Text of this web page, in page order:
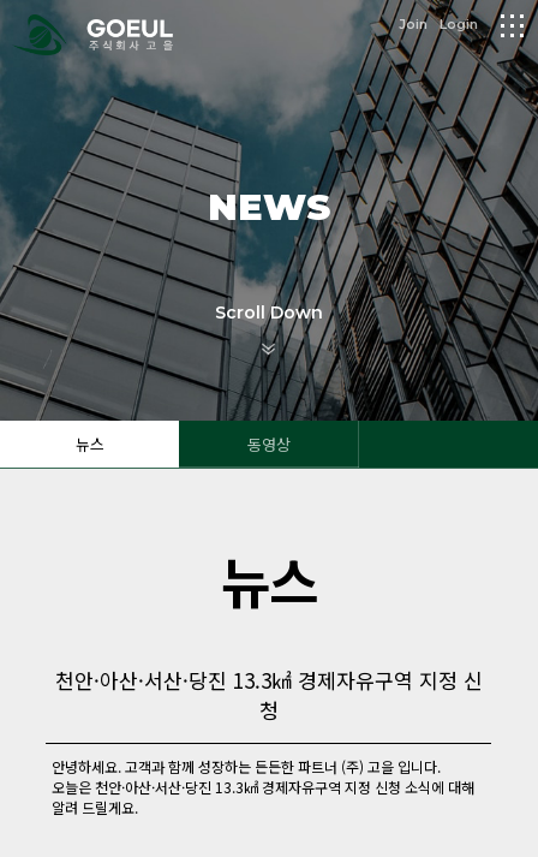
logo Join Login
NEWS
Scroll Down
뉴스 동영상
뉴스
천안·아산·서산·당진 13.3㎢ 경제자유구역 지정 신
청
안녕하세요. 고객과 함께 성장하는 든든한 파트너 (주) 고을 입니다.
오늘은 천안·아산·서산·당진 13.3㎢ 경제자유구역 지정 신청 소식에 대해
알려 드릴게요.